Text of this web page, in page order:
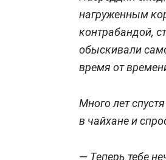
нагруженным
контрабандой,
обыскивали
время от
Много лет
в чайхане и
— Теперь тебе